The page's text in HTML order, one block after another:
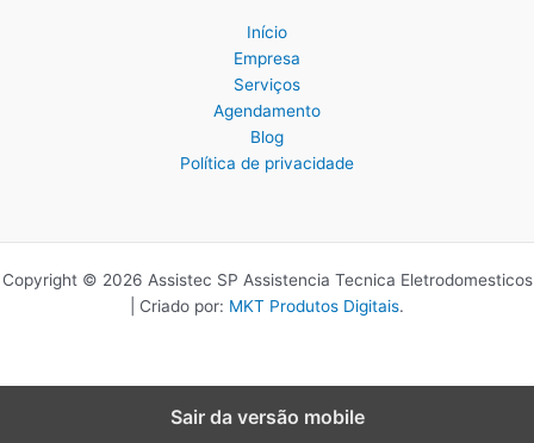
Início
Empresa
Serviços
Agendamento
Blog
Política de privacidade
Copyright © 2026 Assistec SP Assistencia Tecnica Eletrodomesticos
| Criado por: MKT Produtos Digitais.
Sair da versão mobile